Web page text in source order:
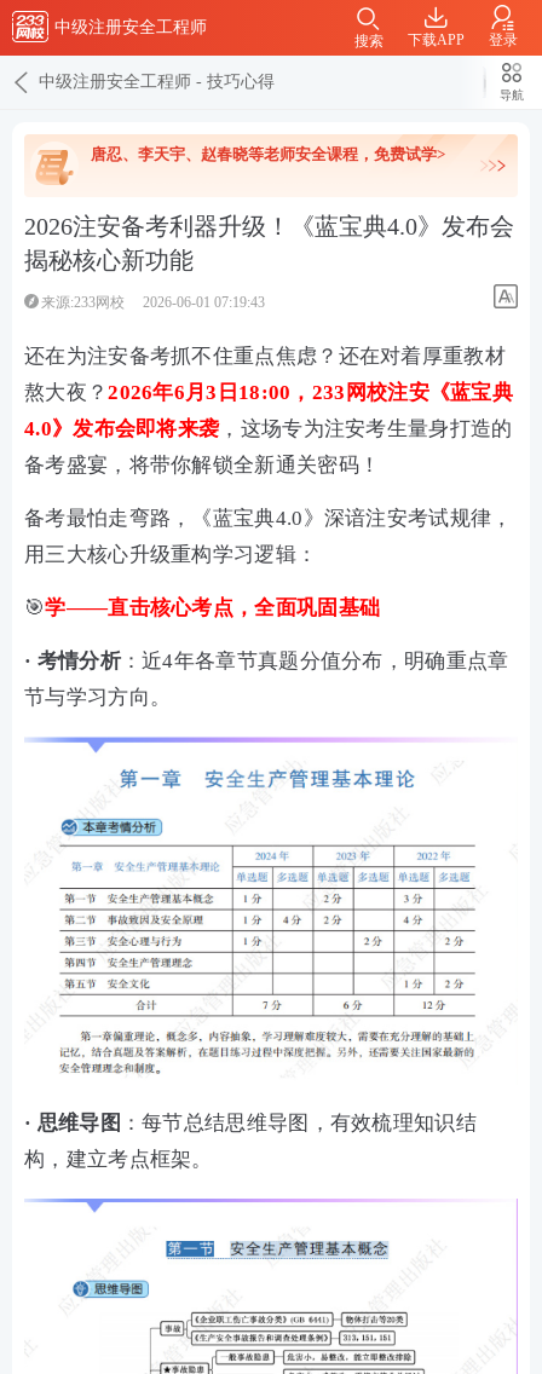
中级注册安全工程师
下载APP 登录
搜索
中级注册安全工程师 - 技巧心得
导航
唐忍、李天宇、赵春晓等老师安全课程，免费试学>
2026注安备考利器升级！《蓝宝典4.0》发布会
揭秘核心新功能
来源:233网校 2026-06-01 07:19:43
还在为注安备考抓不住重点焦虑？还在对着厚重教材
熬大夜？2026年6月3日18:00，233网校注安《蓝宝典
4.0》发布会即将来袭，这场专为注安考生量身打造的
备考盛宴，将带你解锁全新通关密码！
备考最怕走弯路，《蓝宝典4.0》深谙注安考试规律，
用三大核心升级重构学习逻辑：
🎯学——直击核心考点，全面巩固基础
· 考情分析：近4年各章节真题分值分布，明确重点章
节与学习方向。
· 思维导图 ：每节总结思维导图，有效梳理知识结
构，建立考点框架。